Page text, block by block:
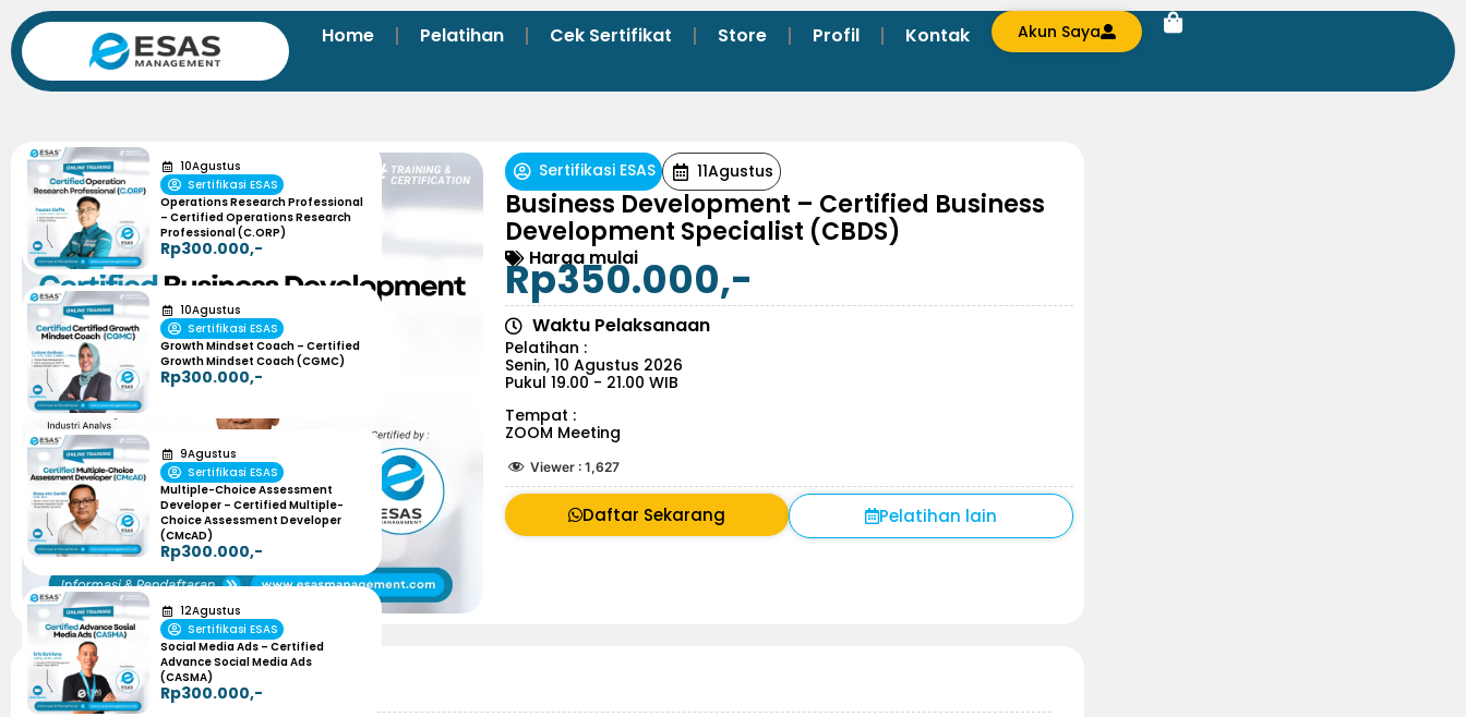
Home Pelatihan Cek Sertifikat Store Profil Kontak Akun Saya
Sertifikasi ESAS 11Agustus
Business Development – Certified Business
Development Specialist (CBDS)
Harga mulai
Rp350.000,-
Waktu Pelaksanaan
Pelatihan :
Senin, 10 Agustus 2026
Pukul 19.00 - 21.00 WIB
Tempat :
ZOOM Meeting
Viewer : 1,627
Daftar Sekarang Pelatihan lain
Informasi Pelatihan
10Agustus
Sertifikasi ESAS
Operations Research Professional
– Certified Operations Research
Professional (C.ORP)
Rp300.000,-
10Agustus
Sertifikasi ESAS
Growth Mindset Coach – Certified
Growth Mindset Coach (CGMC)
Rp300.000,-
9Agustus
Sertifikasi ESAS
Multiple-Choice Assessment
Developer – Certified Multiple-
Choice Assessment Developer
(CMcAD)
Rp300.000,-
12Agustus
Sertifikasi ESAS
Social Media Ads – Certified
Advance Social Media Ads
(CASMA)
Rp300.000,-